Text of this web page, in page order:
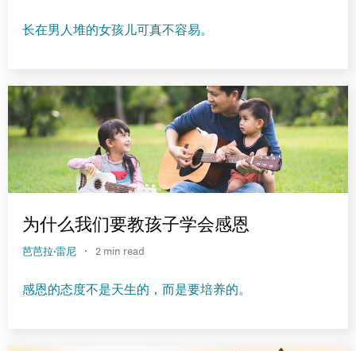
长在男人堆的女孩儿可真不容易。
为什么我们要教孩子学会感恩
芭芭拉·雷尼 · 2 min read
感恩的态度不是天生的，而是要培养的。